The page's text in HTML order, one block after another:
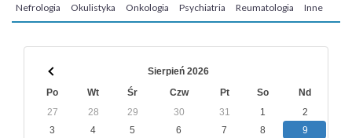
SPECJALIZACJE
Nefrologia Okulistyka Onkologia Psychiatria Reumatologia Inne
Sierpień 2026
Po
Wt Śr Czw Pt So
Nd
27
28 29 30 31 1
2
3
4 5 6 7 8
9